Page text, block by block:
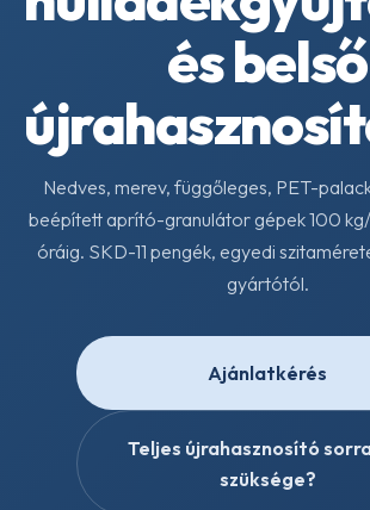
és belső
Nedves, merev, függőleges, PET-
beépített aprító-granulátor gépek 100
óráig. SKD-11 pengék, egyedi
gyártótól.
Ajánlatkérés
Teljes újrahasznosító
szüksége?